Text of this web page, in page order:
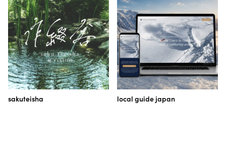
sakuteisha local guide japan